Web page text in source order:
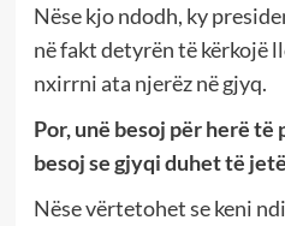
Nëse kjo ndodh, ky
në fakt detyrën të kërkojë
nxirrni ata njerëz në gjyq.
Por, unë besoj për herë të
besoj se gjyqi duhet të
Nëse vërtetohet se keni